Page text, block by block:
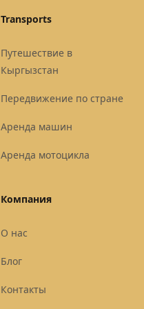
Transports
Путешествие в
Кыргызстан
Передвижение по стране
Аренда машин
Аренда мотоцикла
Компания
О нас
Блог
Контакты